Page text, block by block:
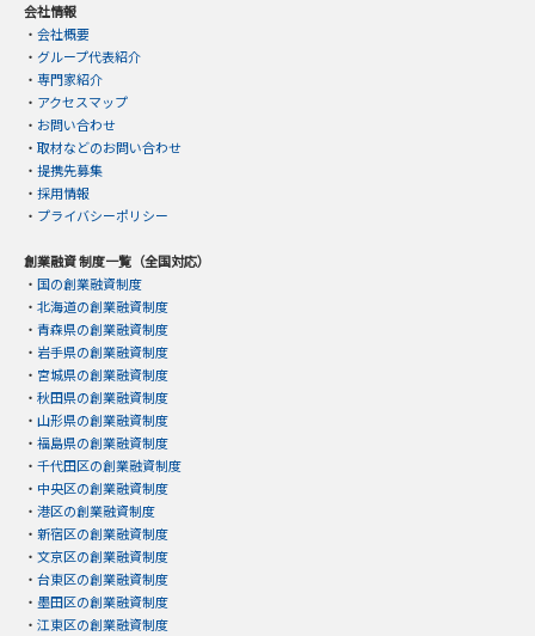
会社情報
・ 会社概要
・ グループ代表紹介
・ 専門家紹介
・ アクセスマップ
・ お問い合わせ
・ 取材などのお問い合わせ
・ 提携先募集
・ 採用情報
・ プライバシーポリシー
創業融資 制度一覧（全国対応）
・ 国の創業融資制度
・ 北海道の創業融資制度
・ 青森県の創業融資制度
・ 岩手県の創業融資制度
・ 宮城県の創業融資制度
・ 秋田県の創業融資制度
・ 山形県の創業融資制度
・ 福島県の創業融資制度
・ 千代田区の創業融資制度
・ 中央区の創業融資制度
・ 港区の創業融資制度
・ 新宿区の創業融資制度
・ 文京区の創業融資制度
・ 台東区の創業融資制度
・ 墨田区の創業融資制度
・ 江東区の創業融資制度